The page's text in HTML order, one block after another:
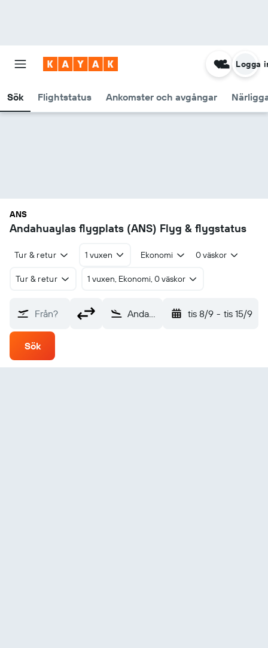
Sök Flightstatus Ankomster och avgångar
Logga
ANS
Andahuaylas flygplats (ANS) Flyg & flygstatus
Tur & retur 1 vuxen Ekonomi 0 väskor
Tur & retur 1 vuxen, Ekonomi, 0 väskor
Från? Andahuaylas (ANS) tis 8/9 - tis 15/9
Sök